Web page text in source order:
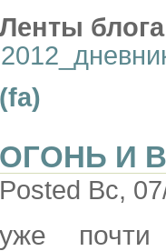
Ленты
(fa)
ОГОНЬ И
Posted Вс,
уже